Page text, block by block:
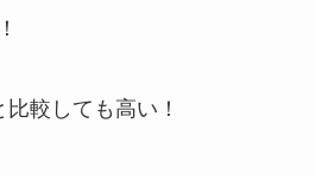
較しても高い！